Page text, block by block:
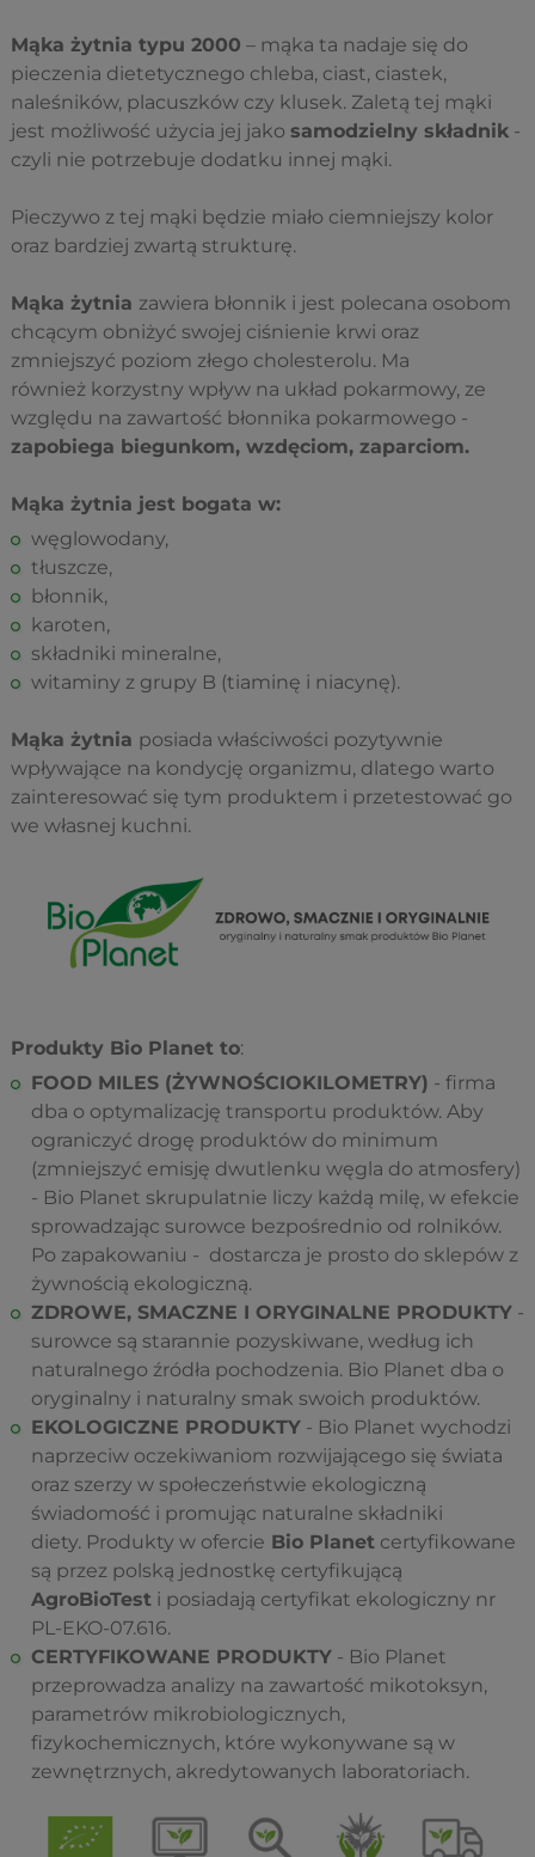
Mąka żytnia typu 2000 – mąka ta nadaje się do
pieczenia dietetycznego chleba, ciast, ciastek,
naleśników, placuszków czy klusek. Zaletą tej mąki
jest możliwość użycia jej jako samodzielny składnik -
czyli nie potrzebuje dodatku innej mąki.
Pieczywo z tej mąki będzie miało ciemniejszy kolor
oraz bardziej zwartą strukturę.
Mąka żytnia zawiera błonnik i jest polecana osobom
chcącym obniżyć swojej ciśnienie krwi oraz
zmniejszyć poziom złego cholesterolu. Ma
również korzystny wpływ na układ pokarmowy, ze
względu na zawartość błonnika pokarmowego -
zapobiega biegunkom, wzdęciom, zaparciom.
Mąka żytnia jest bogata w:
węglowodany,
tłuszcze,
błonnik,
karoten,
składniki mineralne,
witaminy z grupy B (tiaminę i niacynę).
Mąka żytnia posiada właściwości pozytywnie
wpływające na kondycję organizmu, dlatego warto
zainteresować się tym produktem i przetestować go
we własnej kuchni.
Produkty Bio Planet to:
FOOD MILES (ŻYWNOŚCIOKILOMETRY) - firma
dba o optymalizację transportu produktów. Aby
ograniczyć drogę produktów do minimum
(zmniejszyć emisję dwutlenku węgla do atmosfery)
- Bio Planet skrupulatnie liczy każdą milę, w efekcie
sprowadzając surowce bezpośrednio od rolników.
Po zapakowaniu - dostarcza je prosto do sklepów z
żywnością ekologiczną.
ZDROWE, SMACZNE I ORYGINALNE PRODUKTY -
surowce są starannie pozyskiwane, według ich
naturalnego źródła pochodzenia. Bio Planet dba o
oryginalny i naturalny smak swoich produktów.
EKOLOGICZNE PRODUKTY - Bio Planet wychodzi
naprzeciw oczekiwaniom rozwijającego się świata
oraz szerzy w społeczeństwie ekologiczną
świadomość i promując naturalne składniki
diety. Produkty w ofercie Bio Planet certyfikowane
są przez polską jednostkę certyfikującą
AgroBioTest i posiadają certyfikat ekologiczny nr
PL-EKO-07.616.
CERTYFIKOWANE PRODUKTY - Bio Planet
przeprowadza analizy na zawartość mikotoksyn,
parametrów mikrobiologicznych,
fizykochemicznych, które wykonywane są w
zewnętrznych, akredytowanych laboratoriach.